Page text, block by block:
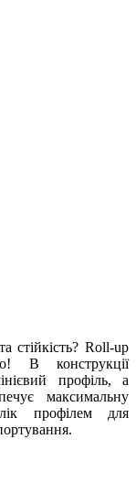
стійкість? Roll-up
В конструкції
профіль, а
максимальну
профілем для